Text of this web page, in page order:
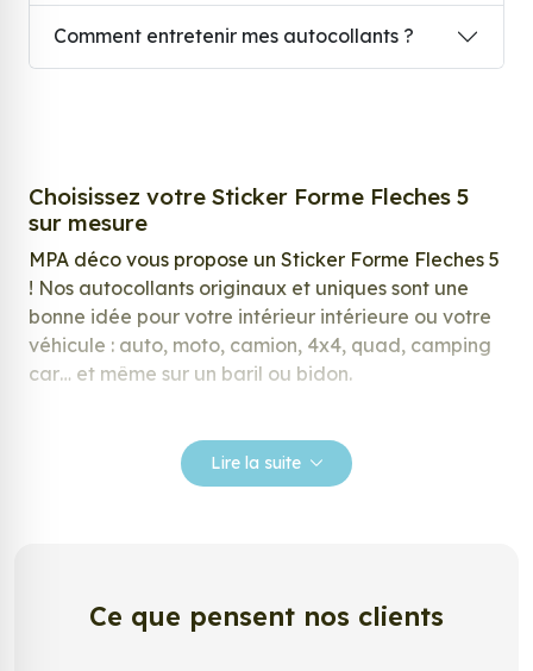
Comment entretenir mes autocollants ?
Choisissez votre Sticker Forme Fleches 5
sur mesure
MPA déco vous propose un Sticker Forme Fleches 5
! Nos autocollants originaux et uniques sont une
bonne idée pour votre intérieur intérieure ou votre
véhicule : auto, moto, camion, 4x4, quad, camping
car… et même sur un baril ou bidon.
répondre à vos attentes, laissez vous inspirer parmi
notre large gamme de stickers.
solution ! Les stickers muraux Sticker Forme Fleches
Lire la suite
Ce que pensent nos clients